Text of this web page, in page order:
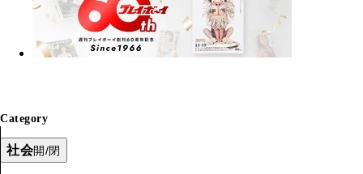
Category
社会開/閉